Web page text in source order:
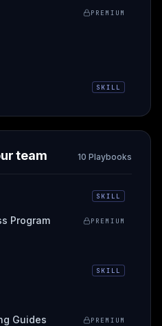
PREMIUM
SKILL
team 10 Playbooks
SKILL
Program PREMIUM
SKILL
Guides PREMIUM